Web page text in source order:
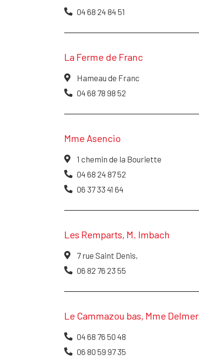
04 68 24 84 51
La Ferme de Franc
Hameau de Franc
04 68 78 98 52
Mme Asencio
1 chemin de la Bouriette
04 68 24 87 52
06 37 33 41 64
Les Remparts, M. Imbach
7 rue Saint Denis,
06 82 76 23 55
Le Cammazou bas, Mme Delmer
04 68 76 50 48
06 80 59 97 35